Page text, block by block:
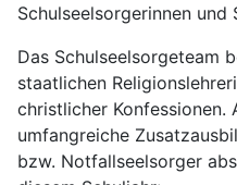
Schulseelsorgerinnen und
Das Schulseelsorgeteam
staatlichen
christlicher Konfessionen.
umfangreiche
bzw. Notfallseelsorger